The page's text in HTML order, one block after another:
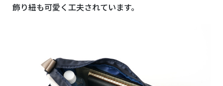
飾り紐も可愛く工夫されています。